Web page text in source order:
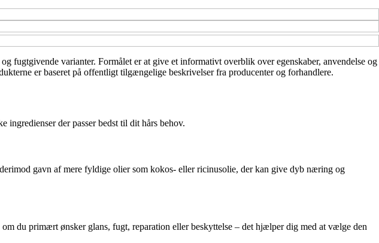
fugtgivende varianter. Formålet er at give et informativt overblik over egenskaber, anvendelse og
er baseret på offentligt tilgængelige beskrivelser fra producenter og forhandlere.
der passer bedst til dit hårs behov.
gavn af mere fyldige olier som kokos- eller ricinusolie, der kan give dyb næring og
du primært ønsker glans, fugt, reparation eller beskyttelse – det hjælper dig med at vælge den